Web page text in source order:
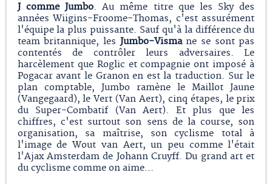
J comme Jumbo. Au même titre que les Sky des
années Wiigins-Froome-Thomas, c'est assurément
l'équipe la plus puissante. Sauf qu'à la différence du
team britannique, les Jumbo-Vismane se sont pas
contentés de contrôler leurs adversaires. Le
harcèlement que Roglic et compagnie ont imposé à
Pogacar avant le Granon en est la traduction. Sur le
plan comptable, Jumbo ramène le Maillot Jaune
(Vangegaard), le Vert (Van Aert), cinq étapes, le prix
du Super-Combatif (Van Aert). Et plus que les
chiffres, c'est surtout son sens de la course, son
organisation, sa maîtrise, son cyclisme total à
l'image de Wout van Aert, un peu comme l'était
l'Ajax Amsterdam de Johann Cruyff. Du grand art et
du cyclisme comme on aime...